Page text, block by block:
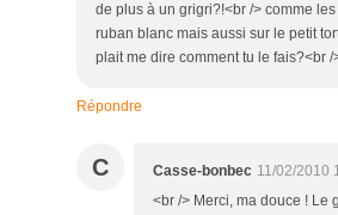
de plus à un grigri?!<br /> comme
ruban blanc mais aussi sur le petit
plait me dire comment tu le fais?<br /
Répondre
C Casse-bonbec 11/02/2010
<br /> Merci, ma douce ! Le